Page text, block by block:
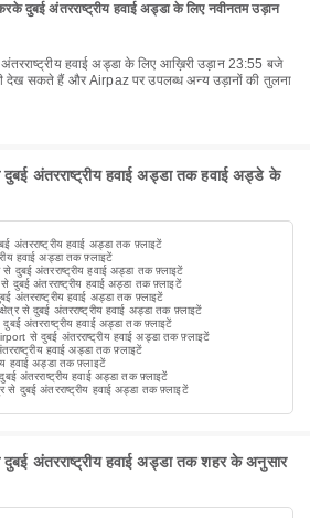
दुबई अंतरराष्ट्रीय हवाई अड्डा के लिए नवीनतम उड़ान
देख सकते हैं और Airpaz पर उपलब्ध अन्य उड़ानों की तुलना
अंतरराष्ट्रीय हवाई अड्डा तक हवाई अड्डे के
अंतरराष्ट्रीय हवाई अड्डा तक फ़्लाइटें
हवाई अड्डा तक फ़्लाइटें
से दुबई अंतरराष्ट्रीय हवाई अड्डा तक फ़्लाइटें
से दुबई अंतरराष्ट्रीय हवाई अड्डा तक फ़्लाइटें
अंतरराष्ट्रीय हवाई अड्डा तक फ़्लाइटें
से दुबई अंतरराष्ट्रीय हवाई अड्डा तक फ़्लाइटें
दुबई अंतरराष्ट्रीय हवाई अड्डा तक फ़्लाइटें
से दुबई अंतरराष्ट्रीय हवाई अड्डा तक फ़्लाइटें
हवाई अड्डा तक फ़्लाइटें
हवाई अड्डा तक फ़्लाइटें
अंतरराष्ट्रीय हवाई अड्डा तक फ़्लाइटें
से दुबई अंतरराष्ट्रीय हवाई अड्डा तक फ़्लाइटें
अंतरराष्ट्रीय हवाई अड्डा तक शहर के अनुसार